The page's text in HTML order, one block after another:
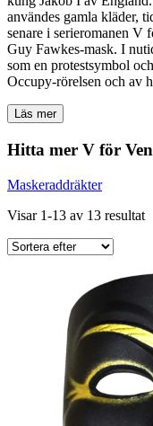
användes gamla kläder,
senare i serieromanen V
Guy Fawkes-mask. I
som en protestsymbol
Occupy-rörelsen och av
Läs mer
Hitta mer V för
Maskeraddräkter
Visar 1-13 av 13 resultat